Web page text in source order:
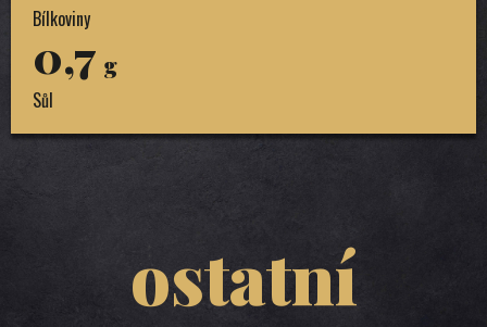
Bílkoviny
0,7 g
Sůl
ostatní